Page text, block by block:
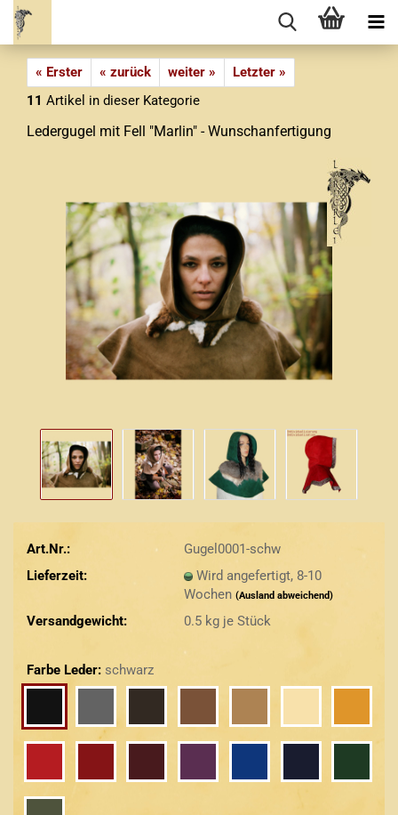
« Erster « zurück weiter »
Letzter »
11 Artikel in dieser Kategorie
Ledergugel mit Fell "Marlin" - Wunschanfertigung
Art.Nr.:
Gugel0001-schw
Lieferzeit:
Wird angefertigt, 8-10
Wochen (Ausland abweichend)
Versandgewicht: 0.5kg je Stück
Farbe Leder: schwarz